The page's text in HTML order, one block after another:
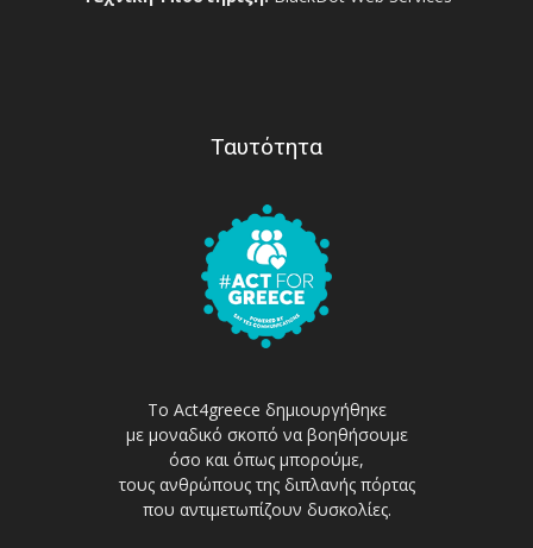
Ταυτότητα
Το Act4greece δημιουργήθηκε
με μοναδικό σκοπό να βοηθήσουμε
όσο και όπως μπορούμε,
τους ανθρώπους της διπλανής πόρτας
που αντιμετωπίζουν δυσκολίες.